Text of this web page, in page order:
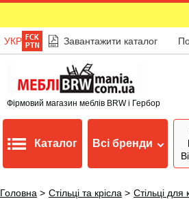
УКР Завантажити каталог
Фірмовий магазин меблів BRW і Гербор
Каталог Всі бренди
Головна > Стільці та крісла > Стільці для